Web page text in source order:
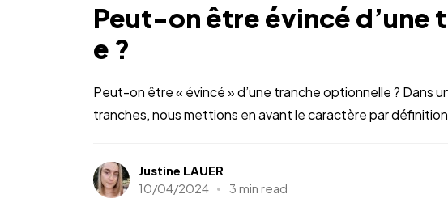
Peut-on être évincé d’une
e ?
Peut-on être « évincé » d’une tranche optionnelle ? Dans
tranches, nous mettions en avant le caractère par
Justine LAUER
10/04/2024
3 min read